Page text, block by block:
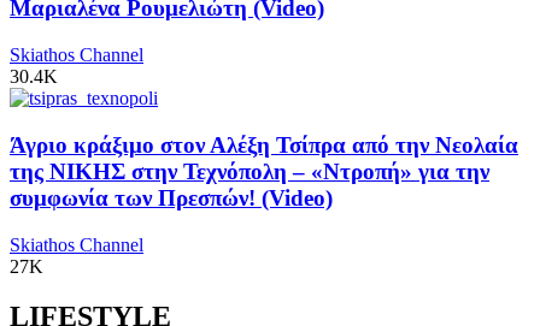
Μαριαλένα Ρουμελιώτη (Video)
Skiathos Channel
30.4K
Άγριο κράξιμο στον Αλέξη Τσίπρα από την Νεολαία
της ΝΙΚΗΣ στην Τεχνόπολη – «Ντροπή» για την
συμφωνία των Πρεσπών! (Video)
Skiathos Channel
27K
LIFESTYLE